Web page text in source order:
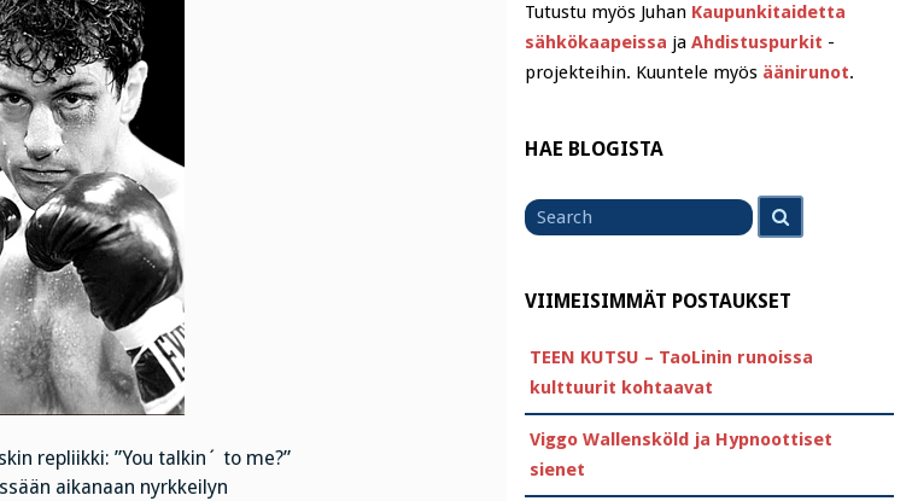
repliikki: ”You talkin´ to me?”
aikanaan nyrkkeilyn
Tutustu myös Juhan Kaupunkitaidetta
sähkökaapeissa ja Ahdistuspurkit -
projekteihin. Kuuntele myös äänirunot.
HAE BLOGISTA
for
VIIMEISIMMÄT POSTAUKSET
TEEN KUTSU – TaoLinin runoissa
kulttuurit kohtaavat
Viggo Wallensköld ja Hypnoottiset
sienet